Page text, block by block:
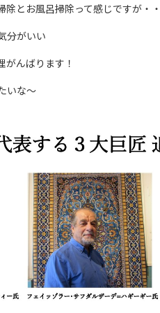
除とお風呂掃除って感じですが・
分がいい
んばります！
いな～